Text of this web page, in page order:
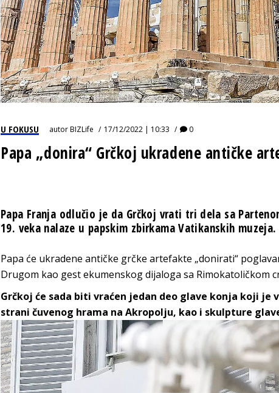
U FOKUSU autorBIZLife 17/12/2022 | 10:33 0
Papa „donira“ Grčkoj ukradene antičke
Papa Franja odlučio je da Grčkoj vrati tri dela sa
19. veka nalaze u papskim zbirkama Vatikanskih muzeja.
Papa će ukradene antičke grčke artefakte „donirati“
Drugom kao gest ekumenskog dijaloga sa Rimokatoličkom
Grčkoj će sada biti vraćen jedan deo glave konja koji je
strani čuvenog hrama na Akropolju, kao i skulpture